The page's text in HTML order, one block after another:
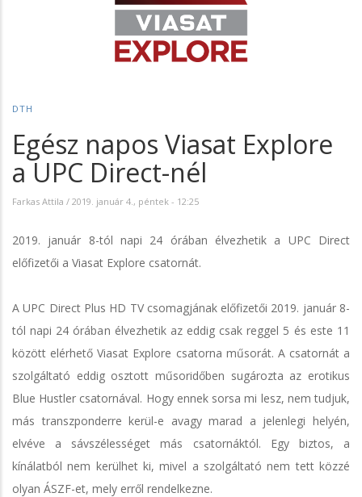
DTH
Egész napos Viasat Explore
a UPC Direct-nél
Farkas Attila / 2019. január 4., péntek - 12:25
2019. január 8-tól napi 24 órában élvezhetik a UPC Direct
előfizetői a Viasat Explore csatornát.
A UPC Direct Plus HD TV csomagjának előfizetői 2019. január 8-
tól napi 24 órában élvezhetik az eddig csak reggel 5 és este 11
között elérhető Viasat Explore csatorna műsorát. A csatornát a
szolgáltató eddig osztott műsoridőben sugározta az erotikus
Blue Hustler csatornával. Hogy ennek sorsa mi lesz, nem tudjuk,
más transzponderre kerül-e avagy marad a jelenlegi helyén,
elvéve a sávszélességet más csatornáktól. Egy biztos, a
kínálatból nem kerülhet ki, mivel a szolgáltató nem tett közzé
olyan ÁSZF-et, mely erről rendelkezne.